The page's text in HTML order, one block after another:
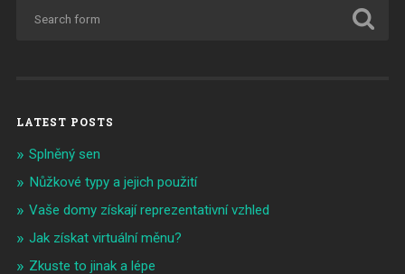
LATEST POSTS
Splněný sen
Nůžkové typy a jejich použití
Vaše domy získají reprezentativní vzhled
Jak získat virtuální měnu?
Zkuste to jinak a lépe